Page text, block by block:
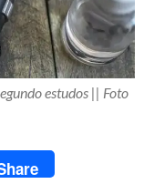
estudos || Foto